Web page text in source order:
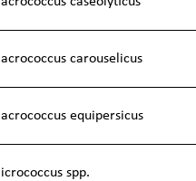
carouselicus
equipersicus
spp.